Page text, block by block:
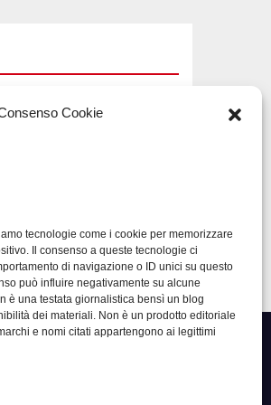
Cookie
tecnologie come i cookie per memorizzare
Il consenso a queste tecnologie ci
di navigazione o ID unici su questo
può influire negativamente su alcune
è una testata giornalistica bensì un blog
dei materiali. Non è un prodotto editoriale
e nomi citati appartengono ai legittimi
pratica alla
efficace
17, 2026 ADMIN